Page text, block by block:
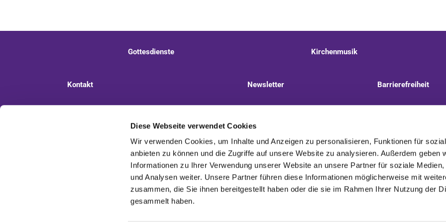
Diese Webseite verwendet Cookies
Wir verwenden Cookies, um Inhalte und Anzeigen zu personalisieren, Funktionen für
anbieten zu können und die Zugriffe auf unsere Website zu analysieren. Außerdem geben
Informationen zu Ihrer Verwendung unserer Website an unsere Partner für soziale Medien,
und Analysen weiter. Unsere Partner führen diese Informationen möglicherweise mit
zusammen, die Sie ihnen bereitgestellt haben oder die sie im Rahmen Ihrer Nutzung der
gesammelt haben.
Gottesdienste Kirchenmusik
Kontakt Newsletter Barrierefreiheit
Ev. Kirchengemeinde Staaken Pillnitzer Weg 8, 13593 Berlin
Kontaktinformationen Impressum